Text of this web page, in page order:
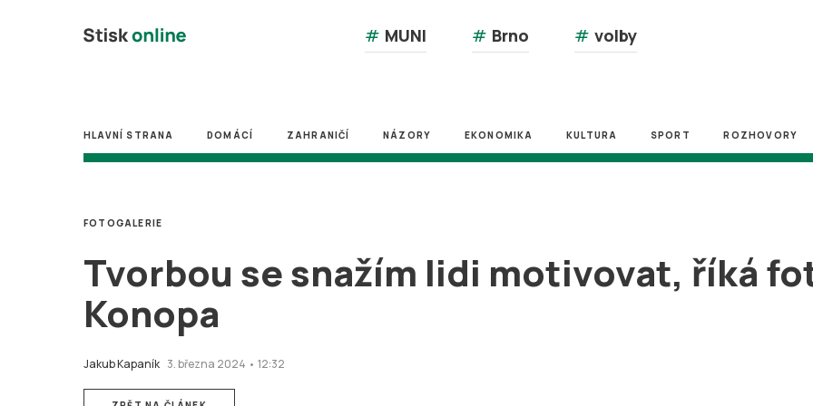
# MUNI # Brno # volby
HLAVNÍ STRANA DOMÁCÍ ZAHRANIČÍ NÁZORY EKONOMIKA KULTURA SPORT ROZHOVORY
Tvorbou se snažím lidi motivovat, říká
Konopa
Jakub Kapaník 3. března 2024 • 12:32
FOTOGALERIE